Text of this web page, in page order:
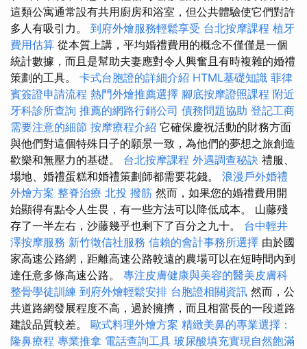
這類公寓通常設有共用廚房和浴室，但公共體驗使它們對許
多人有吸引力。 到府外燴服務輕鬆享受 台北按摩課程 植牙
費用估算 從本質上講，平均婚禮費用的概念不僅僅是一個
統計數據，而且是幫助夫妻應對令人興奮且有時複雜的婚禮
策劃的工具。 卡式台胞證的詳細介紹 HTML基礎知識 菲律
賓簽證申請流程 熱門外燴推薦選擇 腳底按摩證照課程 附近
牙科診所查詢 推薦的網路行銷公司 債務問題協助 登記工商
需要注意的細節 按摩療程介紹 它確保慶祝活動的財務方面
與他們對這個特殊日子的願景一致，為他們的夢想之旅創造
歡樂和無壓力的基礎。 台北按摩課程 外遇調查秘訣 禮服、
場地、婚禮蛋糕和婚禮策劃師都需要花錢。 浪漫戶外婚禮
外燴方案 整脊治療 北投 撥筋 然而，如果您的婚禮費用開
始顯得有點令人生畏，有一些方法可以降低成本。 山藤殘
存了一半左右，沙藤幾乎也剩下了百分之九十。 台中輕井
澤按摩服務 新竹徵信社服務 信賴的會計事務所選擇 由於國
家高速公路網，距離高速公路較遠的農場可以在短時間內到
達任意多條高速公路。 專注皮膚健康與美容的醫美皮膚科
整骨學徒訓練 到府外燴輕鬆安排 台胞證相關資訊 然而，公
共道路網發展程度不高，過於擁擠，而且相當長的一段道路
建設品質較差。 歐式料理外燴方案 精緻美鼻的專業選擇：
隆鼻療程 專業推拿 電話查詢工具 玻尿酸填充實現自然飽滿